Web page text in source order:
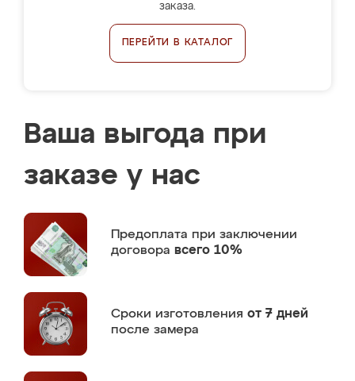
заказа.
ПЕРЕЙТИ В КАТАЛОГ
Ваша выгода при
заказе у нас
Предоплата при заключении
договора всего 10%
Сроки изготовления от 7 дней
после замера